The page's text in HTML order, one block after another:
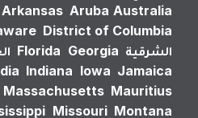
Arkansas Aruba Australia
District of Columbia
الشرقية
Florida Georgia
Indiana Iowa Jamaica
Massachusetts Mauritius
Missouri Montana